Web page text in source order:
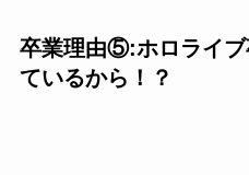
卒業理由⑤:ホロライブ
ているから！？